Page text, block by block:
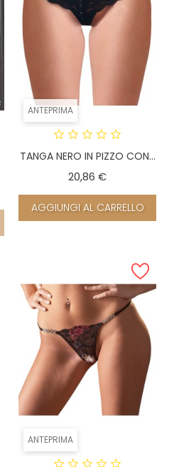
ANTEPRIMA
TANGA NERO IN PIZZO CON...
20,86 €Prezzo
AGGIUNGI AL CARRELLO
ANTEPRIMA